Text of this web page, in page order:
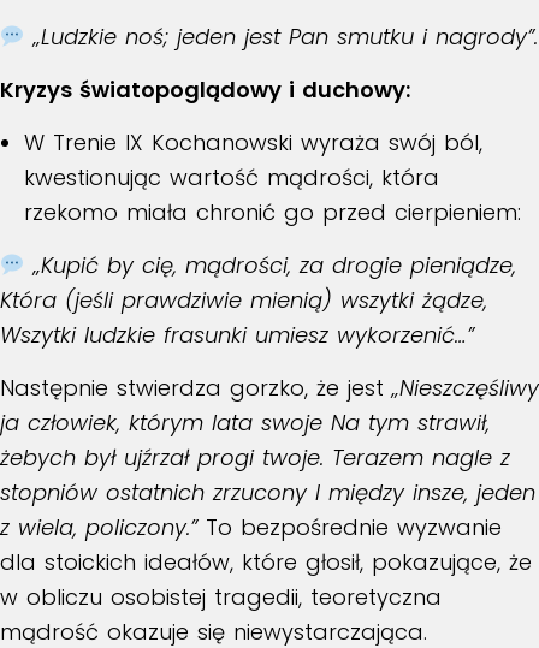
„Ludzkie noś; jeden jest Pan smutku i nagrody”.
Kryzys światopoglądowy i duchowy:
W Trenie IX Kochanowski wyraża swój ból,
kwestionując wartość mądrości, która
rzekomo miała chronić go przed cierpieniem:
„Kupić by cię, mądrości, za drogie pieniądze,
Która (jeśli prawdziwie mienią) wszytki żądze,
Wszytki ludzkie frasunki umiesz wykorzenić…”
Następnie stwierdza gorzko, że jest„Nieszczęśliwy
ja człowiek, którym lata swoje Na tym strawił,
żebych był ujźrzał progi twoje. Terazem nagle z
stopniów ostatnich zrzucony I między insze, jeden
z wiela, policzony.”To bezpośrednie wyzwanie
dla stoickich ideałów, które głosił, pokazujące, że
w obliczu osobistej tragedii, teoretyczna
mądrość okazuje się niewystarczająca.